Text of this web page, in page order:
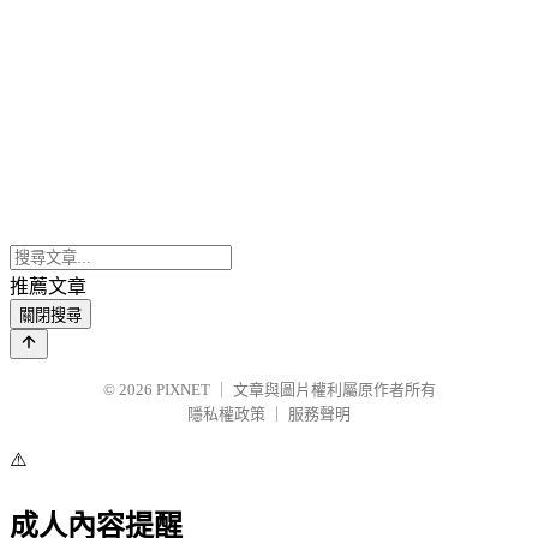
推薦文章
關閉搜尋
© 2026 PIXNET
文章與圖片權利屬原作者所有
隱私權政策
服務聲明
⚠️
成人內容提醒